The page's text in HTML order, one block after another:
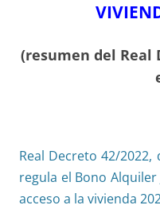
(resumen del Real
Real Decreto 42/
regula el Bono Alquiler
acceso a la vivienda